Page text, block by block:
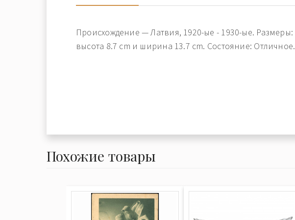
Происхождение — Латвия, 1920-ые - 1930-ые. Размеры:
высота 8.7 cm и ширина 13.7 cm. Состояние: Отличное.
Похожие товары